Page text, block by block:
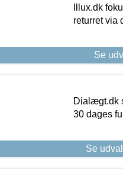
Illux.dk
returret via
Se
Dialægt.dk
30 dages
Se